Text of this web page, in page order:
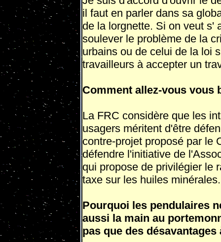
il faut en parler dans sa
de la lorgnette. Si on veut s'
sou­lever le problème de la
urbains ou de celui de la loi
travailleurs à accepter un
Comment allez-vous vous
La FRC considère que les
usagers mé­ritent d'être
contre-projet pro­posé par le
défendre l'initiative de
qui propose de privilégier le
taxe sur les huiles minérales.
Pourquoi les pendulaires
aussi la main au
pas que des désavantages